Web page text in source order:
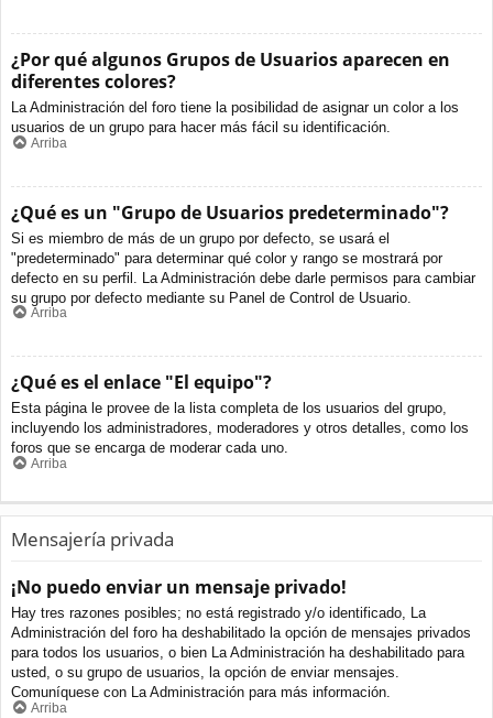
¿Por qué algunos Grupos de Usuarios aparecen en
diferentes colores?
La Administración del foro tiene la posibilidad de asignar un color a los
usuarios de un grupo para hacer más fácil su identificación.
Arriba
¿Qué es un "Grupo de Usuarios predeterminado"?
Si es miembro de más de un grupo por defecto, se usará el
"predeterminado" para determinar qué color y rango se mostrará por
defecto en su perfil. La Administración debe darle permisos para cambiar
su grupo por defecto mediante su Panel de Control de Usuario.
Arriba
¿Qué es el enlace "El equipo"?
Esta página le provee de la lista completa de los usuarios del grupo,
incluyendo los administradores, moderadores y otros detalles, como los
foros que se encarga de moderar cada uno.
Arriba
Mensajería privada
¡No puedo enviar un mensaje privado!
Hay tres razones posibles; no está registrado y/o identificado, La
Administración del foro ha deshabilitado la opción de mensajes privados
para todos los usuarios, o bien La Administración ha deshabilitado para
usted, o su grupo de usuarios, la opción de enviar mensajes.
Comuníquese con La Administración para más información.
Arriba